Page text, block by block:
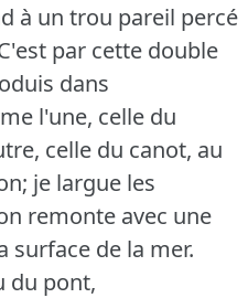
à un trou pareil percé
par cette double
dans
l'une, celle du
celle du canot, au
je largue les
remonte avec une
surface de la mer.
du pont,